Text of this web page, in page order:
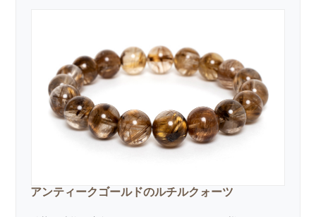
アンティークゴールドのルチルクォーツ